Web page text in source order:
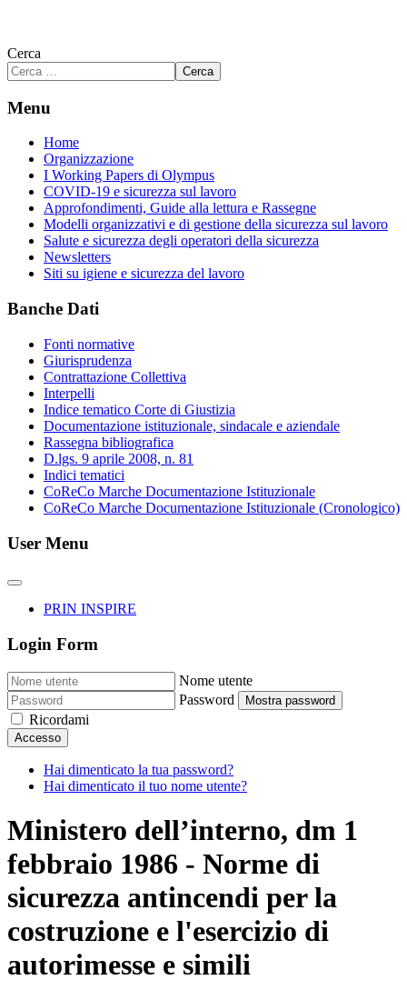
Cerca
Cerca
Menu
Home
Organizzazione
I Working Papers di Olympus
COVID-19 e sicurezza sul lavoro
Approfondimenti, Guide alla lettura e Rassegne
Modelli organizzativi e di gestione della sicurezza sul lavoro
Salute e sicurezza degli operatori della sicurezza
Newsletters
Siti su igiene e sicurezza del lavoro
Banche Dati
Fonti normative
Giurisprudenza
Contrattazione Collettiva
Interpelli
Indice tematico Corte di Giustizia
Documentazione istituzionale, sindacale e aziendale
Rassegna bibliografica
D.lgs. 9 aprile 2008, n. 81
Indici tematici
CoReCo Marche Documentazione Istituzionale
CoReCo Marche Documentazione Istituzionale (Cronologico)
User Menu
PRIN INSPIRE
Login Form
Nome utente
Password
Mostra password
Ricordami
Accesso
Hai dimenticato la tua password?
Hai dimenticato il tuo nome utente?
Ministero dell’interno, dm 1
febbraio 1986 - Norme di
sicurezza antincendi per la
costruzione e l'esercizio di
autorimesse e simili